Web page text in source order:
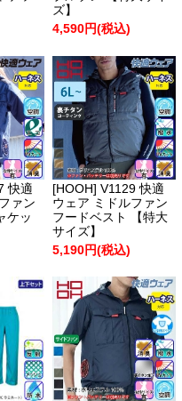
ズ】
4,590円(税込)
快適
ァン
ケッ
[HOOH] V1129 快適
ウェア ミドルファン
フードベスト 【特大
サイズ】
5,190円(税込)